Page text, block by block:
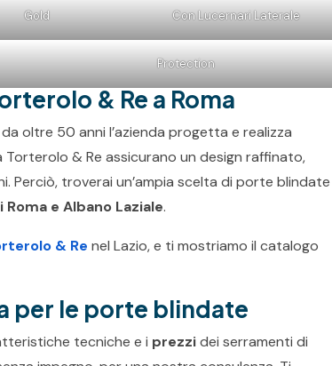
Gold Con Lucernari Laterale
Protection
& Re a Roma
oltre 50 anni l’azienda progetta e realizza
& Re assicurano un design raffinato,
Perciò, troverai un’ampia scelta di porte blindate
e Albano Laziale.
& Re nel Lazio, e ti mostriamo il catalogo
per le porte blindate
tecniche e i prezzidei serramenti di